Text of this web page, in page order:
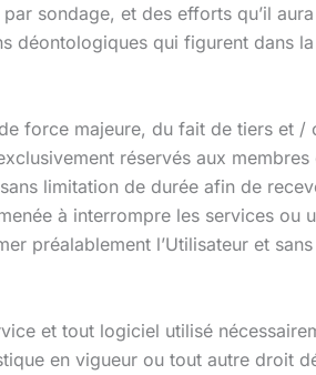
sondage, et des efforts qu’il
déontologiques qui figurent dans
force majeure, du fait de tiers et
réservés aux membres
limitation de durée afin de
à interrompre les services
préalablement l’Utilisateur et
et tout logiciel utilisé
en vigueur ou tout autre droit